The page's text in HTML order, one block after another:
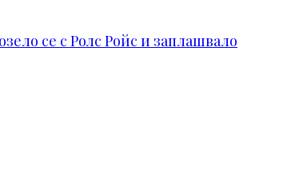
се с Ролс Ройс и заплашвало